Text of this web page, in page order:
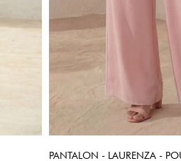
PANTALON - LAURENZA -